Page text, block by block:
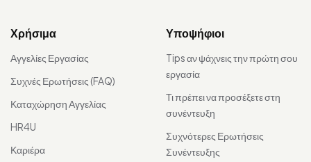
Χρήσιμα
Αγγελίες Εργασίας
Συχνές Ερωτήσεις (FAQ)
Καταχώρηση Αγγελίας
HR4U
Καριέρα
Υποψήφιοι
Tips αν ψάχνεις την πρώτη σου
εργασία
Τι πρέπει να προσέξετε στη
συνέντευξη
Συχνότερες Ερωτήσεις
Συνέντευξης